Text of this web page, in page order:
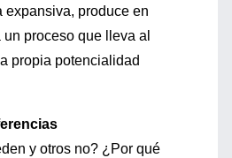
expansiva, produce en
proceso que lleva al
propia potencialidad
y otros no? ¿Por qué